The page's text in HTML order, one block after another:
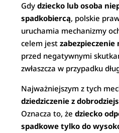
Gdydziecko lub osoba
spadkobiercą, polskie
uruchamia mechanizmy
celem jest
przed negatywnymi
zwłaszcza w przypadku
Najważniejszym z tych
dziedziczenie z
Oznacza to, żedziecko
spadkowe tylko do